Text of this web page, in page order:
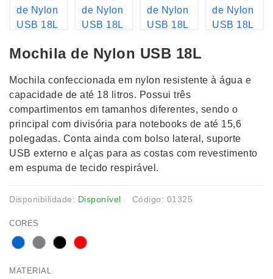
Mochila de Nylon USB 18L
Mochila confeccionada em nylon resistente à água e
capacidade de até 18 litros. Possui três
compartimentos em tamanhos diferentes, sendo o
principal com divisória para notebooks de até 15,6
polegadas. Conta ainda com bolso lateral, suporte
USB externo e alças para as costas com revestimento
em espuma de tecido respirável.
Disponibilidade: Disponível Código: 01325
CORES
MATERIAL